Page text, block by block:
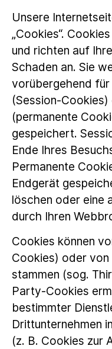
Unsere
„Cookies“.
und richten auf
Schaden an. Sie
vorübergehend für
(Session-
(permanente
gespeichert.
Ende Ihres
Permanente
Endgerät
löschen oder eine
durch Ihren
Cookies können
Cookies) oder
stammen (sog.
Party-Cookies
bestimmter
Drittunternehmen
(z. B. Cookies zur